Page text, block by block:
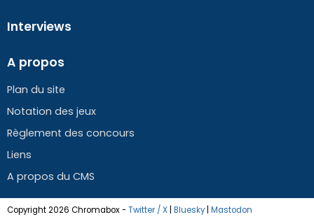
Interviews
A propos
Plan du site
Notation des jeux
Règlement des concours
Liens
A propos du CMS
Copyright 2026 Chromabox-Twitter / X Bluesky| Mastodon